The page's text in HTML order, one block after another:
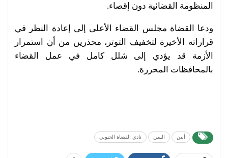
المنظومة القضائية دون إقصاء.
ودعا القضاة مجلس القضاء الأعلى إلى إعادة النظر في
قراراته الأخيرة لتخفيف التوتر، محذرين من أن استمرار
الأزمة قد يؤدي إلى شلل كامل في عمل القضاء
بالمحافظات المحررة.
أبين اليمن نادي القضاة الجنوبي